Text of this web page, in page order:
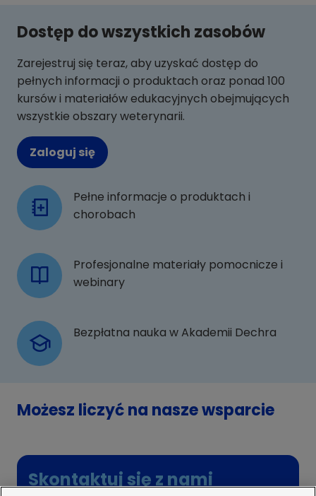
Dostęp do wszystkich zasobów
Zarejestruj się teraz, aby uzyskać dostęp do
pełnych informacji o produktach oraz ponad 100
kursów i materiałów edukacyjnych obejmujących
wszystkie obszary weterynarii.
Zaloguj się
Pełne informacje o produktach i
chorobach
Profesjonalne materiały pomocnicze i
webinary
Bezpłatna nauka w Akademii Dechra
Możesz liczyć na nasze wsparcie
Skontaktuj się z nami